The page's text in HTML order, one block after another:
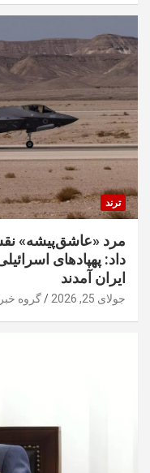
ترند
مرد «عاشق‌پیشه»
داد: پهپادهای
ایران آمدند
جولای 25, 2026 گروه